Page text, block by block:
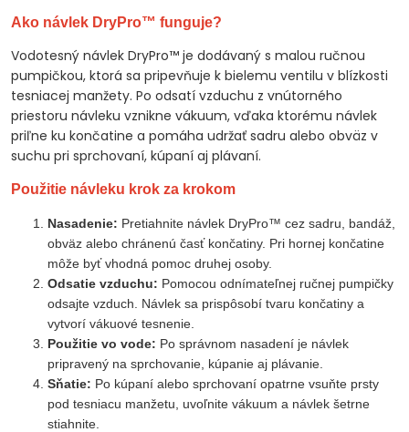
Ako návlek DryPro™ funguje?
Vodotesný návlek DryPro™ je dodávaný s malou ručnou
pumpičkou, ktorá sa pripevňuje k bielemu ventilu v blízkosti
tesniacej manžety. Po odsatí vzduchu z vnútorného
priestoru návleku vznikne vákuum, vďaka ktorému návlek
priľne ku končatine a pomáha udržať sadru alebo obväz v
suchu pri sprchovaní, kúpaní aj plávaní.
Použitie návleku krok za krokom
Nasadenie: Pretiahnite návlek DryPro™ cez sadru, bandáž,
obväz alebo chránenú časť končatiny. Pri hornej končatine
môže byť vhodná pomoc druhej osoby.
Odsatie vzduchu: Pomocou odnímateľnej ručnej pumpičky
odsajte vzduch. Návlek sa prispôsobí tvaru končatiny a
vytvorí vákuové tesnenie.
Použitie vo vode: Po správnom nasadení je návlek
pripravený na sprchovanie, kúpanie aj plávanie.
Sňatie: Po kúpaní alebo sprchovaní opatrne vsuňte prsty
pod tesniacu manžetu, uvoľnite vákuum a návlek šetrne
stiahnite.